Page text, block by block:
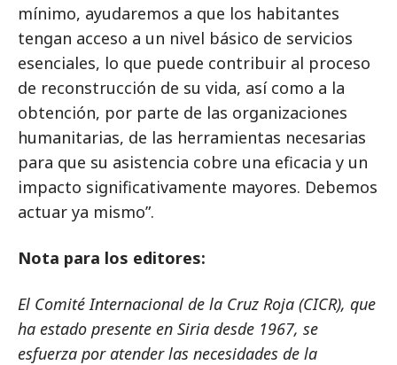
mínimo, ayudaremos a que los habitantes
tengan acceso a un nivel básico de servicios
esenciales, lo que puede contribuir al proceso
de reconstrucción de su vida, así como a la
obtención, por parte de las organizaciones
humanitarias, de las herramientas necesarias
para que su asistencia cobre una eficacia y un
impacto significativamente mayores. Debemos
actuar ya mismo”.
Nota para los editores:
El Comité Internacional de la Cruz Roja (CICR), que
ha estado presente en Siria desde 1967, se
esfuerza por atender las necesidades de la